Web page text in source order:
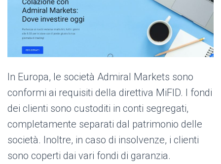
In Europa, le società Admiral Markets sono
conformi ai requisiti della direttiva MiFID. I fondi
dei clienti sono custoditi in conti segregati,
completamente separati dal patrimonio delle
società. Inoltre, in caso di insolvenze, i clienti
sono coperti dai vari fondi di garanzia.